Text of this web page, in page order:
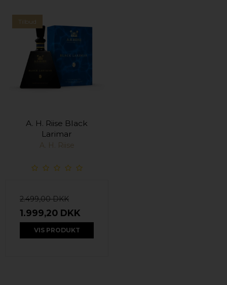
Tilbud
A. H. Riise Black
Larimar
A. H. Riise
2.499,00 DKK
1.999,20 DKK
VIS PRODUKT